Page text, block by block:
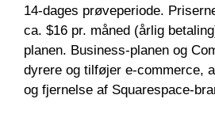
14-dages prøveperiode.
ca. $16 pr. måned (årlig
planen. Business-planen og
dyrere og tilføjer e-commerce,
og fjernelse af Squarespace-